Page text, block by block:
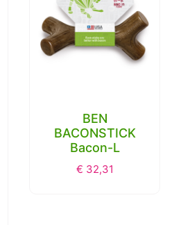
BEN
BACONSTICK
Bacon-L
€ 32,31